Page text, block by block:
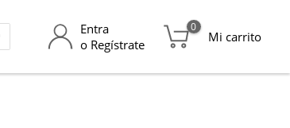
Entra
o Regístrate
0
Mi carrito